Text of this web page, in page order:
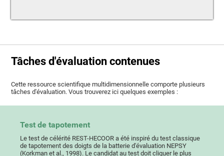
Tâches d'évaluation contenues
Cette ressource scientifique multidimensionnelle comporte plusieurs
tâches d'évaluation. Vous trouverez ici quelques exemples :
Test de tapotement
Le test de célérité REST-HECOOR a été inspiré du test classique
de tapotement des doigts de la batterie d'évaluation NEPSY
(Korkman et al., 1998). Le candidat au test doit cliquer le plus